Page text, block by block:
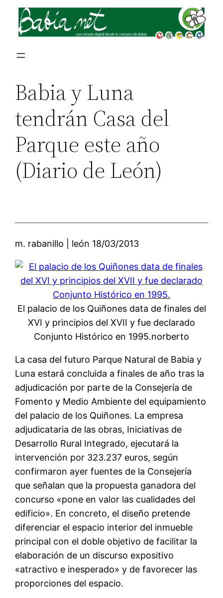
Babia y Luna
tendrán Casa del
Parque este año
(Diario de León)
m. rabanillo | león 18/03/2013
El palacio de los Quiñones data de finales del
XVI y principios del XVII y fue declarado
Conjunto Histórico en 1995.norberto
La casa del futuro Parque Natural de Babia y
Luna estará concluida a finales de año tras la
adjudicación por parte de la Consejería de
Fomento y Medio Ambiente del equipamiento
del palacio de los Quiñones. La empresa
adjudicataria de las obras, Iniciativas de
Desarrollo Rural Integrado, ejecutará la
intervención por 323.237 euros, según
confirmaron ayer fuentes de la Consejería
que señalan que la propuesta ganadora del
concurso «pone en valor las cualidades del
edificio». En concreto, el diseño pretende
diferenciar el espacio interior del inmueble
principal con el doble objetivo de facilitar la
elaboración de un discurso expositivo
«atractivo e inesperado» y de favorecer las
proporciones del espacio.